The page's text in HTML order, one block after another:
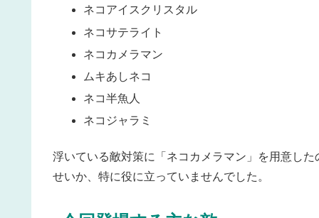
ネコアイスクリスタル
ネコサテライト
ネコカメラマン
ムキあしネコ
ネコ半魚人
ネコジャラミ
浮いている敵対策に「ネコカメラマン」を用意し
せいか、特に役に立っていませんでした。